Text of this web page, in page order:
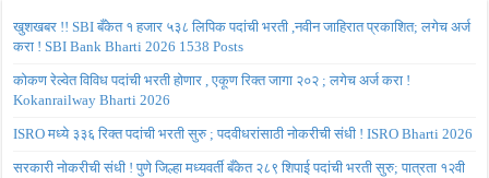
खुशखबर !! SBI बँकेत १ हजार ५३८ लिपिक पदांची भरती ,नवीन जाहिरात प्रकाशित; लगेच अर्ज
करा ! SBI Bank Bharti 2026 1538 Posts
कोकण रेल्वेत विविध पदांची भरती होणार , एकूण रिक्त जागा २०२ ; लगेच अर्ज करा !
Kokanrailway Bharti 2026
ISRO मध्ये ३३६ रिक्त पदांची भरती सुरु ; पदवीधरांसाठी नोकरीची संधी ! ISRO Bharti 2026
सरकारी नोकरीची संधी ! पुणे जिल्हा मध्यवर्ती बँकेत २८९ शिपाई पदांची भरती सुरु; पात्रता १२वी